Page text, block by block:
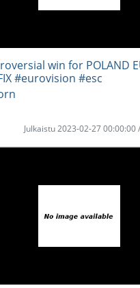
win for POLAND
#eurovision #esc
Julkaistu 2023-02-27